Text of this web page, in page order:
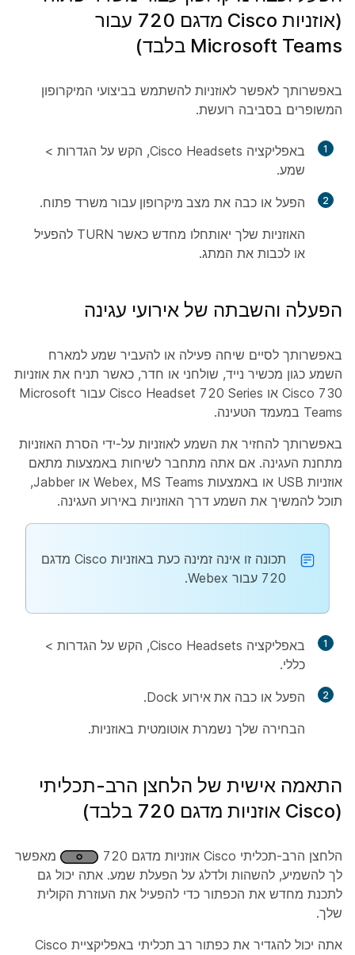
(אוזניות Cisco מדגם 720 עבור
Microsoft Teams בלבד)
באפשרותך לאפשר לאוזניות להשתמש בביצועי המיקרופון
המשופרים בסביבה רועשת.
1 באפליקציה Cisco Headsets, הקש על הגדרות >
שמע.
2 הפעל או כבה את מצב מיקרופון עבור משרד פתוח.
האוזניות שלך יאותחלו מחדש כאשר TURN להפעיל
או לכבות את המתג.
הפעלה והשבתה של אירועי עגינה
באפשרותך לסיים שיחה פעילה או להעביר שמע למארח
השמע כגון מכשיר נייד, שולחני או חדר, כאשר תניח את אוזניות
Cisco 730 או Cisco Headset 720 Series עבור Microsoft
Teams במעמד הטעינה.
באפשרותך להחזיר את השמע לאוזניות על-ידי הסרת האוזניות
מתחנת העגינה. אם אתה מתחבר לשיחות באמצעות מתאם
אוזניות USB או באמצעות Webex, MS Teams או Jabber,
תוכל להמשיך את השמע דרך האוזניות באירוע העגינה.
תכונה זו אינה זמינה כעת באוזניות Cisco מדגם
720 עבור Webex.
1 באפליקציה Cisco Headsets, הקש על הגדרות >
כללי.
2 הפעל או כבה את אירוע
הבחירה שלך נשמרת אוטומטית באוזניות.
התאמה אישית של הלחצן הרב-תכליתי
(Cisco אוזניות מדגם 720 בלבד)
הלחצן הרב-תכליתי Cisco אוזניות מדגם 720
מאפשר
לך להשמיע, להשהות ולדלג על הפעלת שמע. אתה יכול גם
לתכנת מחדש את הכפתור כדי להפעיל את העוזרת הקולית
שלך.
אתה יכול להגדיר את כפתור רב תכליתי
באפליקציית Cisco